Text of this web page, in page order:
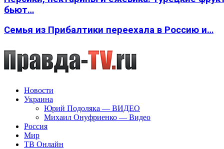
бьют…
Семья из Прибалтики переехала в Россию и…
Новости
Украина
Юрий Подоляка — ВИДЕО
Михаил Онуфриенко — Видео
Россия
Мир
ТВ Онлайн